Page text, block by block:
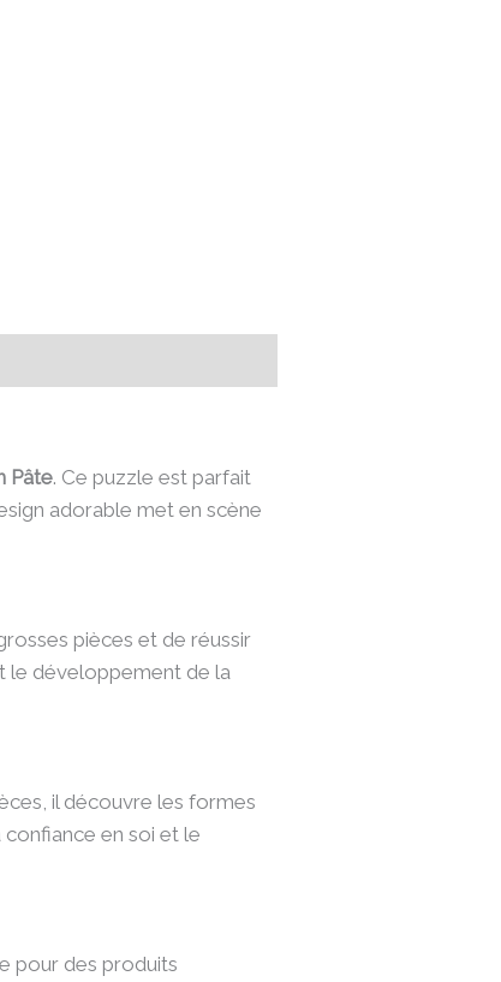
Pâte. Ce puzzle est parfait
adorable met en scène
pièces et de réussir
le développement de la
il découvre les formes
confiance en soi et le
pour des produits